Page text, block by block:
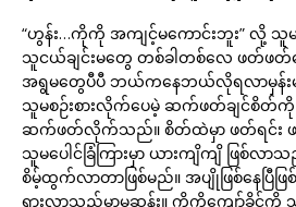
“ဟွန်း…ကိုကို အကျင့်မကောင်းဘူး” လို့
သူငယ်ချင်းမတွေ တစ်ခါတစ်လေ ဖတ်ဖတ်န
အရွမတွေပီပီ ဘယ်ကနေဘယ်လိုရလာမှန်
သူမစဉ်းစားလိုက်ပေမဲ့ ဆက်ဖတ်ချင်စိတ်ကို
ဆက်ဖတ်လိုက်သည်။ စိတ်ထဲမှာ ဖတ်ရင်း ဖတ်ရ
သူမပေါင်ခြံကြားမှာ ယားကျိကျိ ဖြစ်
စိမ့်ထွက်လာတာဖြစ်မည်။ အပျိုဖြစ်နေပြီ
ရှားလာသည်မှာမဆန်း။ ကိုကိုကျော်ခိုင်